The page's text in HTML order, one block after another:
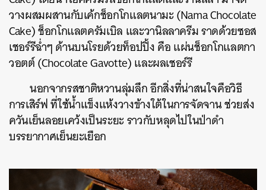
วางผสมผสานกับเค้กช็อกโกแลตนามะ (Nama Chocolate
Cake) ช็อกโกแลตครัมเบิล และวานิลลาครีม ราดด้วยซอส
เชอร์รีฉ่ำๆ ด้านบนโรยด้วยท็อปปิ้ง คือ แผ่นช็อกโกแลตกา
วอตต์ (Chocolate Gavotte) และผลเชอร์รี
นอกจากรสชาติหวานลุ่มลึก อีกสิ่งที่น่าสนใจคือวิธี
การเสิร์ฟ ที่ใช้น้ำแข็งแห้งวางข้างใต้ในการจัดจาน ช่วยส่ง
ควันเย็นลอยเคว้งเป็นระยะ ราวกับหลุดไปในป่าดำ
บรรยากาศเย็นยะเยือก